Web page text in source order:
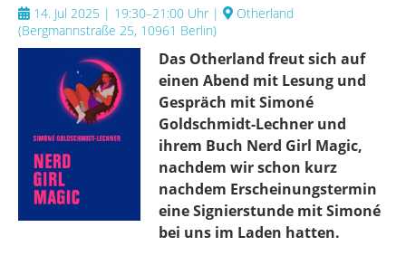
14. Jul 2025 | 19:30–21:00 Uhr |
Otherland
(Bergmannstraße 25, 10961 Berlin)
Das Otherland freut sich auf
einen Abend mit Lesung und
Gespräch mit Simoné
Goldschmidt-Lechner und
ihrem Buch Nerd Girl Magic,
nachdem wir schon kurz
nachdem Erscheinungstermin
eine Signierstunde mit Simoné
bei uns im Laden hatten.